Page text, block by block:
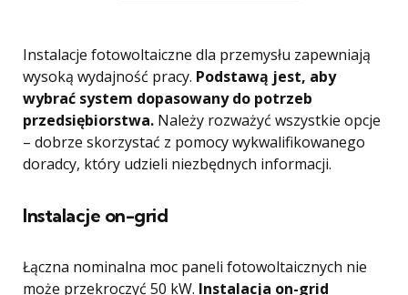
Instalacje fotowoltaiczne dla przemysłu zapewniają
wysoką wydajność pracy. Podstawą jest, aby
wybrać system dopasowany do potrzeb
przedsiębiorstwa. Należy rozważyć wszystkie opcje
– dobrze skorzystać z pomocy wykwalifikowanego
doradcy, który udzieli niezbędnych informacji.
Instalacje on-grid
Łączna nominalna moc paneli fotowoltaicznych nie
może przekroczyć 50 kW. Instalacja on-grid